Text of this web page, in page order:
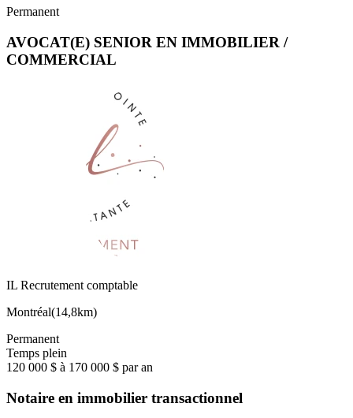
Permanent
AVOCAT(E) SENIOR EN IMMOBILIER /
COMMERCIAL
IL Recrutement comptable
Montréal(14,8km)
Permanent
Temps plein
120 000 $ à 170 000 $ par an
Notaire en immobilier transactionnel